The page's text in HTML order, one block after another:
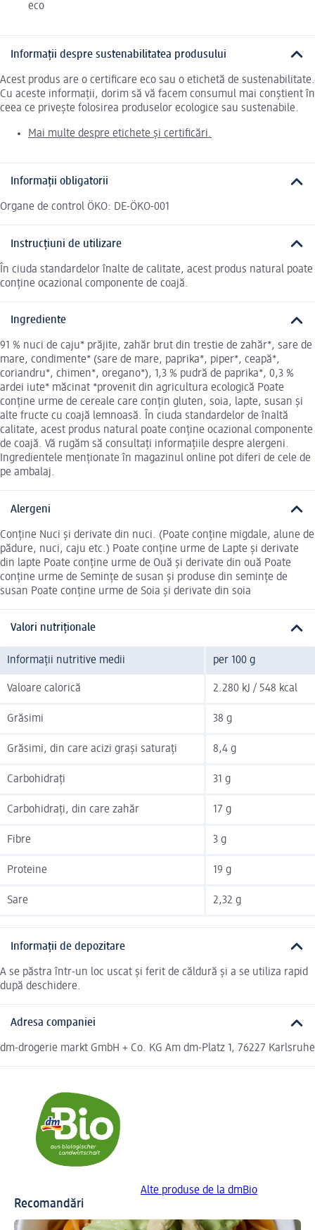
eco
Informații despre sustenabilitatea produsului
Acest produs are o certificare eco sau o etichetă de sustenabilitate.
Cu aceste informații, dorim să vă facem consumul mai conștient în
ceea ce privește folosirea produselor ecologice sau sustenabile.
Mai multe despre etichete și certificări.
Informații obligatorii
Organe de control ÖKO: DE-ÖKO-001
Instrucțiuni de utilizare
În ciuda standardelor înalte de calitate, acest produs natural poate
conține ocazional componente de coajă.
Ingrediente
91 % nuci de caju* prăjite, zahăr brut din trestie de zahăr*, sare de
mare, condimente* (sare de mare, paprika*, piper*, ceapă*,
coriandru*, chimen*, oregano*), 1,3 % pudră de paprika*, 0,3 %
ardei iute* măcinat *provenit din agricultura ecologică Poate
conține urme de cereale care conțin gluten, soia, lapte, susan și
alte fructe cu coajă lemnoasă. În ciuda standardelor de înaltă
calitate, acest produs natural poate conține ocazional componente
de coajă. Vă rugăm să consultați informațiile despre alergeni.
Ingredientele menționate în magazinul online pot diferi de cele de
pe ambalaj.
Alergeni
Conține Nuci și derivate din nuci. (Poate conține migdale, alune de
pădure, nuci, caju etc.) Poate conține urme de Lapte și derivate
din lapte Poate conține urme de Ouă și derivate din ouă Poate
conține urme de Semințe de susan și produse din semințe de
susan Poate conține urme de Soia și derivate din soia
Valori nutriționale
Informații nutritive medii per 100 g
Valoare calorică 2.280 kJ / 548 kcal
Grăsimi 38 g
Grăsimi, din care acizi grași saturați 8,4 g
Carbohidrați 31 g
Carbohidrați, din care zahăr 17 g
Fibre 3 g
Proteine 19 g
Sare 2,32 g
Informații de depozitare
A se păstra într-un loc uscat și ferit de căldură și a se utiliza rapid
după deschidere.
Adresa companiei
dm-drogerie markt GmbH + Co. KG Am dm-Platz 1, 76227 Karlsruhe
Alte produse de la dmBio
Recomandări